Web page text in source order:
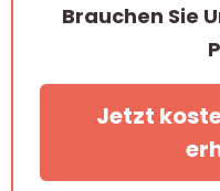
Brauchen Sie
Jetzt